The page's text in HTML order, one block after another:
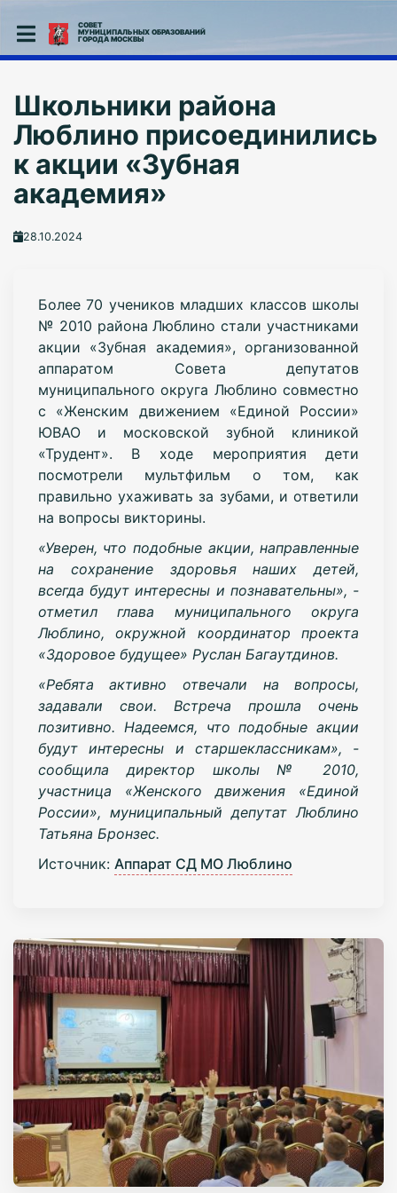
СОВЕТ
МУНИЦИПАЛЬНЫХ ОБРАЗОВАНИЙ
ГОРОДА МОСКВЫ
Школьники района
Люблино присоединились
к акции «Зубная
академия»
28.10.2024
Более 70 учеников младших классов школы
№ 2010 района Люблино стали участниками
акции «Зубная академия», организованной
аппаратом Совета депутатов
муниципального округа Люблино совместно
с «Женским движением «Единой России»
ЮВАО и московской зубной клиникой
«Трудент». В ходе мероприятия дети
посмотрели мультфильм о том, как
правильно ухаживать за зубами, и ответили
на вопросы викторины.
«Уверен, что подобные акции, направленные
на сохранение здоровья наших детей,
всегда будут интересны и познавательны», -
отметил глава муниципального округа
Люблино, окружной координатор проекта
«Здоровое будущее» Руслан Багаутдинов.
«Ребята активно отвечали на вопросы,
задавали свои. Встреча прошла очень
позитивно. Надеемся, что подобные акции
будут интересны и старшеклассникам», -
сообщила директор школы № 2010,
участница «Женского движения «Единой
России», муниципальный депутат Люблино
Татьяна Бронзес.
Источник: Аппарат СД МО Люблино